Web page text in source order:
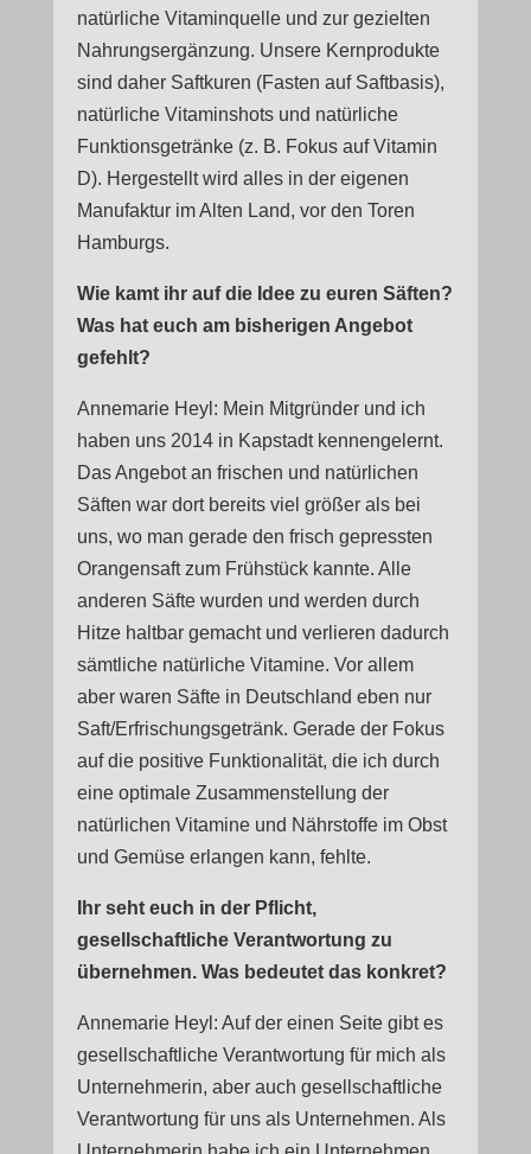
natürliche Vitaminquelle und zur gezielten
Nahrungsergänzung. Unsere Kernprodukte
sind daher Saftkuren (Fasten auf Saftbasis),
natürliche Vitaminshots und natürliche
Funktionsgetränke (z. B. Fokus auf Vitamin
D). Hergestellt wird alles in der eigenen
Manufaktur im Alten Land, vor den Toren
Hamburgs.
Wie kamt ihr auf die Idee zu euren Säften?
Was hat euch am bisherigen Angebot
gefehlt?
Annemarie Heyl: Mein Mitgründer und ich
haben uns 2014 in Kapstadt kennengelernt.
Das Angebot an frischen und natürlichen
Säften war dort bereits viel größer als bei
uns, wo man gerade den frisch gepressten
Orangensaft zum Frühstück kannte. Alle
anderen Säfte wurden und werden durch
Hitze haltbar gemacht und verlieren dadurch
sämtliche natürliche Vitamine. Vor allem
aber waren Säfte in Deutschland eben nur
Saft/Erfrischungsgetränk. Gerade der Fokus
auf die positive Funktionalität, die ich durch
eine optimale Zusammenstellung der
natürlichen Vitamine und Nährstoffe im Obst
und Gemüse erlangen kann, fehlte.
Ihr seht euch in der Pflicht,
gesellschaftliche Verantwortung zu
übernehmen. Was bedeutet das konkret?
Annemarie Heyl: Auf der einen Seite gibt es
gesellschaftliche Verantwortung für mich als
Unternehmerin, aber auch gesellschaftliche
Verantwortung für uns als Unternehmen. Als